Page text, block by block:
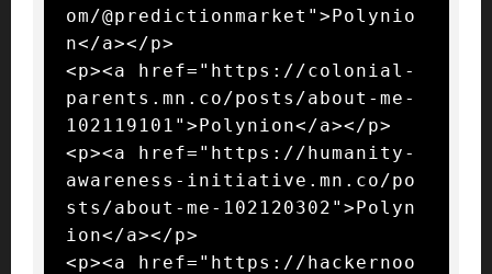
om/@predictionmarket">Polynio
n</a></p>
<p><a href="https://colonial-
parents.mn.co/posts/about-me-
102119101">Polynion</a></p>
<p><a href="https://humanity-
awareness-initiative.mn.co/po
sts/about-me-102120302">Polyn
ion</a></p>
<p><a href="https://hackernoo